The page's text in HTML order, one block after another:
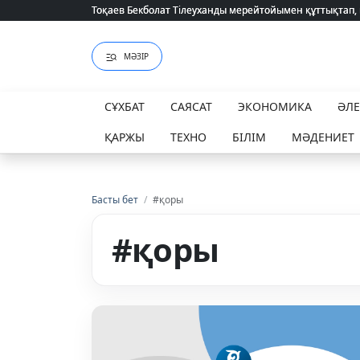
Тоқаев Бекболат Тілеуханды мерейтойымен
Тоқаев Бекболат Тілеуханды мерейтойымен
МӘЗІР
СҰХБАТ САЯСАТ ЭКОНОМИКА
ҚАРЖЫ
ТЕХНО БІЛІМ МӘДЕНИЕТ
Басты бет / #қоры
#қоры